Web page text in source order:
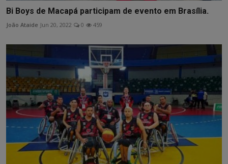
Bi Boys de Macapá participam de evento em Brasília.
João Ataide Jun 20, 2022 0 459